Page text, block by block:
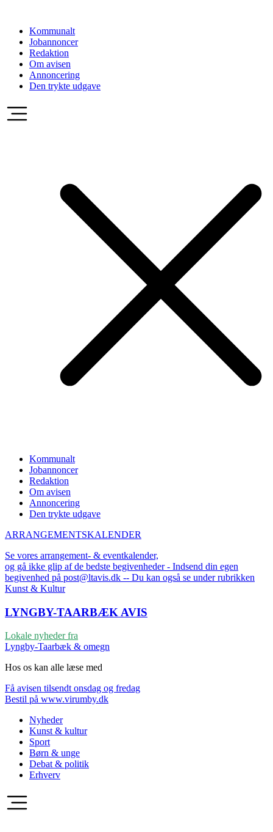
indholdKommunalt
Jobannoncer
Redaktion
Om avisen
Annoncering
Den trykte udgave
Kommunalt
Jobannoncer
Redaktion
Om avisen
Annoncering
Den trykte udgave
ARRANGEMENTSKALENDER
Se vores arrangement- & eventkalender,
og gå ikke glip af de bedste begivenheder - Indsend din egen
begivenhed på post@ltavis.dk -- Du kan også se under rubrikken
Kunst & Kultur
LYNGBY-TAARBÆK AVIS
Lokale nyheder fra
Lyngby-Taarbæk & omegn
Hos os kan alle læse med
Få avisen tilsendt onsdag og fredag
Bestil på www.virumby.dk
Nyheder
Kunst & kultur
Sport
Børn & unge
Debat & politik
Erhverv